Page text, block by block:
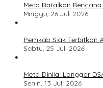
Meta Batalkan
Minggu, 26 Juli 2026
Pemkab Siak Terbitkan
Sabtu, 25 Juli 2026
Meta Dinilai Langgar
Senin, 13 Juli 2026